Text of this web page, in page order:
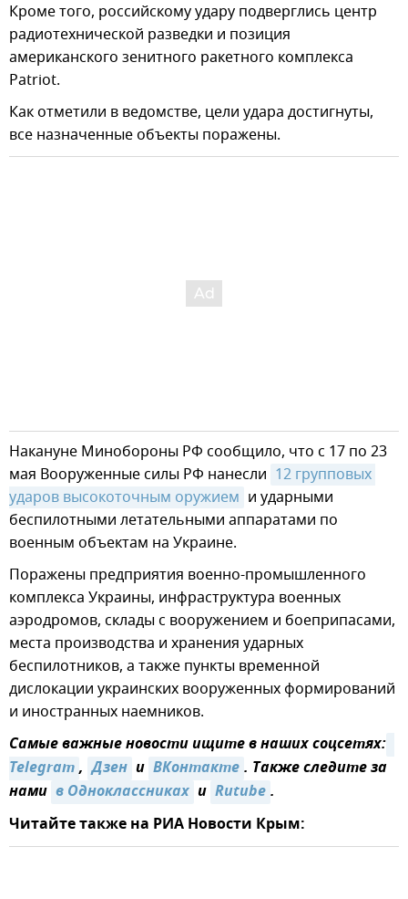
Кроме того, российскому удару подверглись центр
радиотехнической разведки и позиция
американского зенитного ракетного комплекса
Patriot.
Как отметили в ведомстве, цели удара достигнуты,
все назначенные объекты поражены.
Накануне Минобороны РФ сообщило, что с 17 по 23
мая Вооруженные силы РФ нанесли 12 групповых
ударов высокоточным оружием и ударными
беспилотными летательными аппаратами по
военным объектам на Украине.
Поражены предприятия военно-промышленного
комплекса Украины, инфраструктура военных
аэродромов, склады с вооружением и боеприпасами,
места производства и хранения ударных
беспилотников, а также пункты временной
дислокации украинских вооруженных формирований
и иностранных наемников.
Самые важные новости ищите в наших соцсетях:
Telegram, Дзен и ВКонтакте. Также следите за
нами в Одноклассниках и Rutube.
Читайте также на РИА Новости Крым: